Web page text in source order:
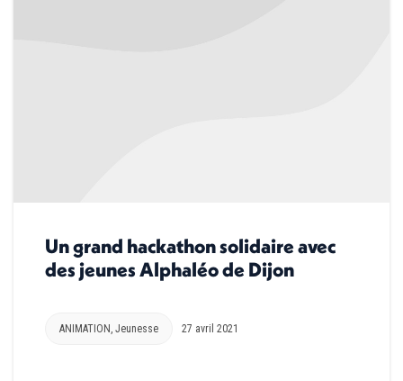
Un grand hackathon solidaire avec
des jeunes Alphaléo de Dijon
ANIMATION Jeunesse 27 avril 2021